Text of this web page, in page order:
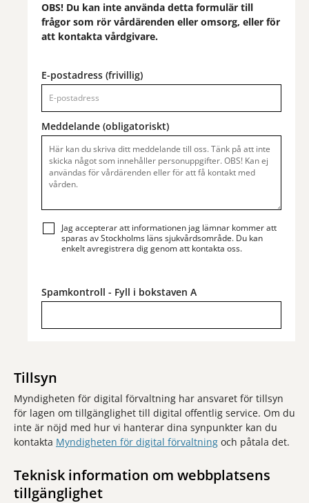
OBS! Du kan inte använda detta formulär till
frågor som rör vårdärenden eller omsorg, eller för
att kontakta vårdgivare.
E-postadress (frivillig)
Meddelande (obligatoriskt)
Jag accepterar att informationen jag lämnar kommer att
sparas av Stockholms läns sjukvårdsområde. Du kan
enkelt avregistrera dig genom att kontakta oss.
Spamkontroll - Fyll i bokstaven A
Tillsyn
Myndigheten för digital förvaltning har ansvaret för tillsyn
för lagen om tillgänglighet till digital offentlig service. Om du
inte är nöjd med hur vi hanterar dina synpunkter kan du
kontakta Myndigheten för digital förvaltning och påtala det.
Teknisk information om webbplatsens
tillgänglighet